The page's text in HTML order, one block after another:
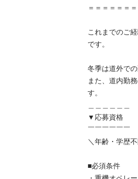
＝＝＝＝＝＝
これまでのご
です。
冬季は道外で
また、道内勤
す。
▼応募資格
￣￣￣￣￣￣
＼年齢・学歴
■必須条件